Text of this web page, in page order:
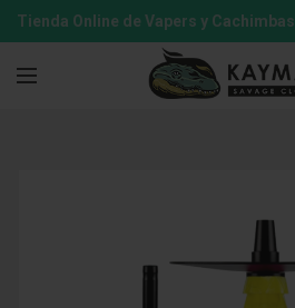
Tienda Online de Vapers y Cachimbas